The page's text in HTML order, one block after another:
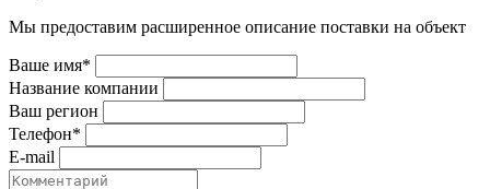
Мы предоставим расширенное описание поставки на объект
Ваше имя*
Название компании
Ваш регион
Телефон*
E-mail